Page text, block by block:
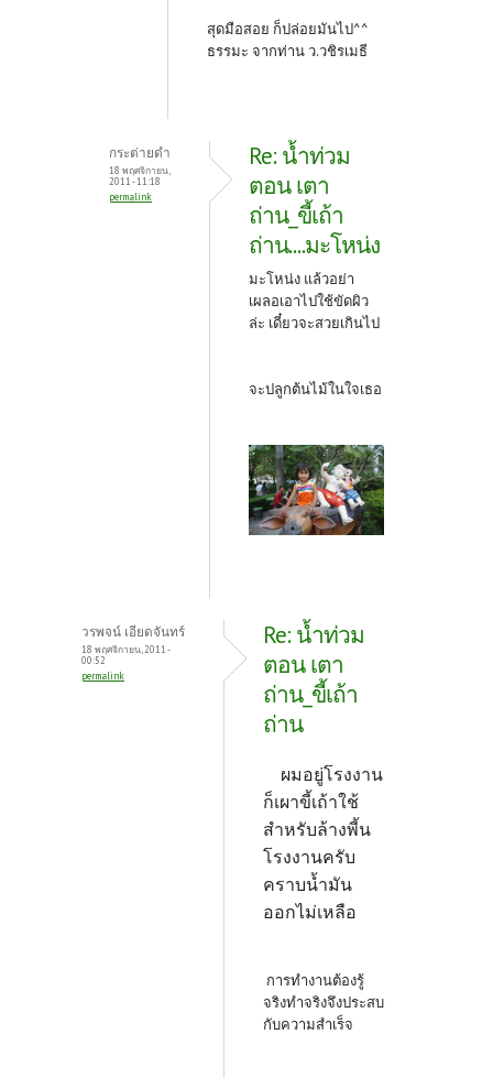
สุดมือสอย ก็ปล่อยมันไป^^
ธรรมะ จากท่าน ว.วชิรเมธี
กระต่ายดำ
18 พฤศจิกายน,
2011 - 11:18
permalink
Re: น้ำท่วม
ตอน เตา
ถ่าน_ขี้เถ้า
ถ่าน....มะโหน่ง
มะโหน่ง แล้วอย่า
เผลอเอาไปใช้ขัดผิว
ล่ะ เดี๋ยวจะสวยเกินไป
จะปลูกต้นไม้ในใจเธอ
วรพจน์ เอียดจันทร์
18 พฤศจิกายน, 2011 -
00:52
permalink
Re: น้ำท่วม
ตอน เตา
ถ่าน_ขี้เถ้า
ถ่าน
ผมอยู่โรงงาน
ก็เผาขี้เถ้าใช้
สำหรับล้างพี้น
โรงงานครับ
คราบน้ำมัน
ออกไม่เหลือ
การทำงานต้องรู้
จริงทำจริงจึงประสบ
กับความสำเร็จ